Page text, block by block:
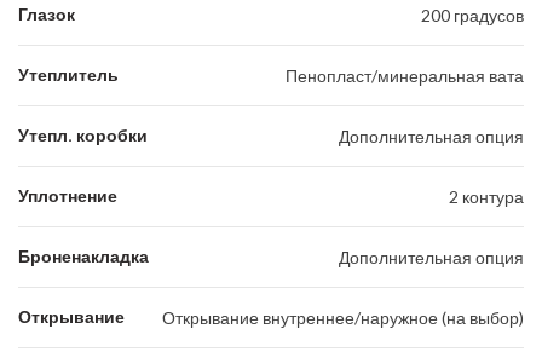
Глазок 200 градусов
Утеплитель Пенопласт/минеральная вата
Утепл. коробки Дополнительная опция
Уплотнение 2 контура
Броненакладка Дополнительная опция
Открывание Открывание внутреннее/наружное (на выбор)